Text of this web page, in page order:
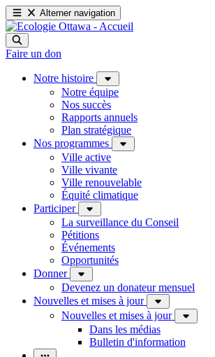
Alterner navigation
Faire un don
Notre histoire
Notre équipe
Nos succès
Rapports annuels
Plan stratégique
Nos programmes
Ville active
Ville vivante
Ville renouvelable
Équité climatique
Participer
La surveillance du Conseil
Pétitions
Événements
Opportunités
Donner
Devenez un donateur mensuel
Nouvelles et mises à jour
Nouvelles et mises à jour
Dans les médias
Bulletin d'information